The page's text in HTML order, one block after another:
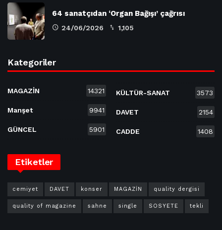
64 sanatçıdan ‘Organ Bağışı’ çağrısı
24/06/2026 1,105
Kategoriler
MAGAZİN 14321
Manşet 9941
GÜNCEL 5901
KÜLTÜR-SANAT 3573
DAVET 2154
CADDE 1408
Etiketler
cemiyet DAVET konser MAGAZİN quality dergisi
quality of magazine sahne single SOSYETE tekli